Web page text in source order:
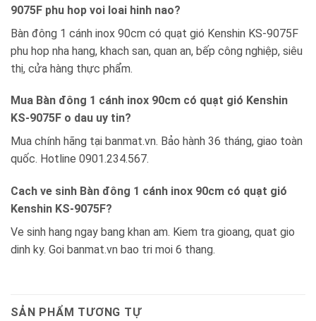
9075F phu hop voi loai hinh nao?
Bàn đông 1 cánh inox 90cm có quạt gió Kenshin KS-9075F
phu hop nha hang, khach san, quan an, bếp công nghiệp, siêu
thị, cửa hàng thực phẩm.
Mua Bàn đông 1 cánh inox 90cm có quạt gió Kenshin
KS-9075F o dau uy tin?
Mua chính hãng tại banmat.vn. Bảo hành 36 tháng, giao toàn
quốc. Hotline 0901.234.567.
Cach ve sinh Bàn đông 1 cánh inox 90cm có quạt gió
Kenshin KS-9075F?
Ve sinh hang ngay bang khan am. Kiem tra gioang, quat gio
dinh ky. Goi banmat.vn bao tri moi 6 thang.
SẢN PHẨM TƯƠNG TỰ